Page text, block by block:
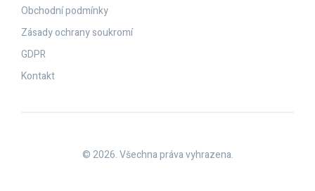
Obchodní podmínky
Zásady ochrany soukromí
GDPR
Kontakt
© 2026. Všechna práva vyhrazena.